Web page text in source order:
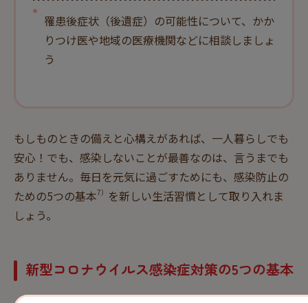
罹患後症状（後遺症）の可能性について、かか
りつけ医や地域の医療機関などに相談しましょ
う
もしものときの備えと心構えがあれば、一人暮らしでも
安心！でも、感染しないことが最善なのは、言うまでも
ありません。毎日を元気に過ごすためにも、感染防止の
ための5つの基本7） を新しい生活習慣として取り入れま
しょう。
新型コロナウイルス感染症対策の5つの基本